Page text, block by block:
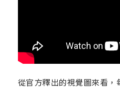
從官方釋出的視覺圖來看